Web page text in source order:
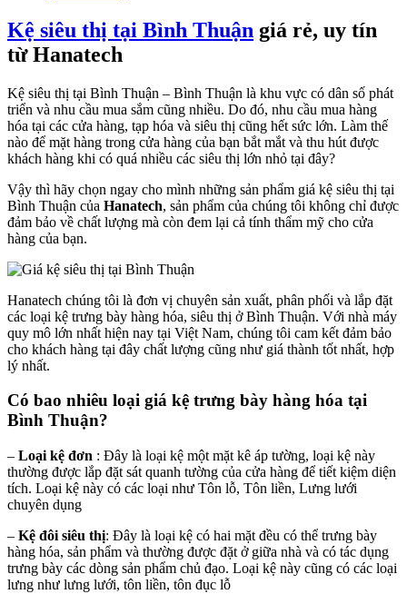
Kệ siêu thị tại Bình Thuận giá rẻ, uy tín
từ Hanatech
Kệ siêu thị tại Bình Thuận – Bình Thuận là khu vực có dân số phát
triển và nhu cầu mua sắm cũng nhiều. Do đó, nhu cầu mua hàng
hóa tại các cửa hàng, tạp hóa và siêu thị cũng hết sức lớn. Làm thế
nào để mặt hàng trong cửa hàng của bạn bắt mắt và thu hút được
khách hàng khi có quá nhiều các siêu thị lớn nhỏ tại đây?
Vậy thì hãy chọn ngay cho mình những sản phẩm giá kệ siêu thị tại
Bình Thuận của Hanatech, sản phẩm của chúng tôi không chỉ được
đảm bảo về chất lượng mà còn đem lại cả tính thẩm mỹ cho cửa
hàng của bạn.
Hanatech chúng tôi là đơn vị chuyên sản xuất, phân phối và lắp đặt
các loại kệ trưng bày hàng hóa, siêu thị ở Bình Thuận. Với nhà máy
quy mô lớn nhất hiện nay tại Việt Nam, chúng tôi cam kết đảm bảo
cho khách hàng tại đây chất lượng cũng như giá thành tốt nhất, hợp
lý nhất.
Có bao nhiêu loại giá kệ trưng bày hàng hóa tại
Bình Thuận?
– Loại kệ đơn : Đây là loại kệ một mặt kê áp tường, loại kệ này
thường được lắp đặt sát quanh tường của cửa hàng để tiết kiệm diện
tích. Loại kệ này có các loại như Tôn lỗ, Tôn liền, Lưng lưới
chuyên dụng
– Kệ đôi siêu thị: Đây là loại kệ có hai mặt đều có thể trưng bày
hàng hóa, sản phẩm và thường được đặt ở giữa nhà và có tác dụng
trưng bày các dòng sản phẩm chủ đạo. Loại kệ này cũng có các loại
lưng như lưng lưới, tôn liền, tôn đục lỗ